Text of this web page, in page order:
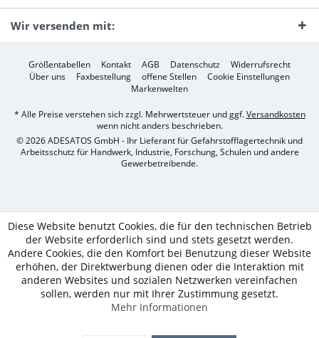
Wir versenden mit:
Größentabellen Kontakt AGB Datenschutz
Widerrufsrecht
Über uns
Faxbestellung offene Stellen
Cookie Einstellungen
Markenwelten
* Alle Preise verstehen sich zzgl. Mehrwertsteuer und ggf.Versandkosten
wenn nicht anders beschrieben.
© 2026 ADESATOS GmbH - Ihr Lieferant für Gefahrstofflagertechnik und
Arbeitsschutz für Handwerk, Industrie, Forschung, Schulen und andere
Gewerbetreibende.
Diese Website benutzt Cookies, die für den technischen Betrieb
der Website erforderlich sind und stets gesetzt werden.
Andere Cookies, die den Komfort bei Benutzung dieser Website
erhöhen, der Direktwerbung dienen oder die Interaktion mit
anderen Websites und sozialen Netzwerken vereinfachen
sollen, werden nur mit Ihrer Zustimmung gesetzt.
Mehr Informationen